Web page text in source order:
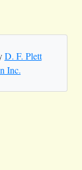
D. F. Plett
Inc.